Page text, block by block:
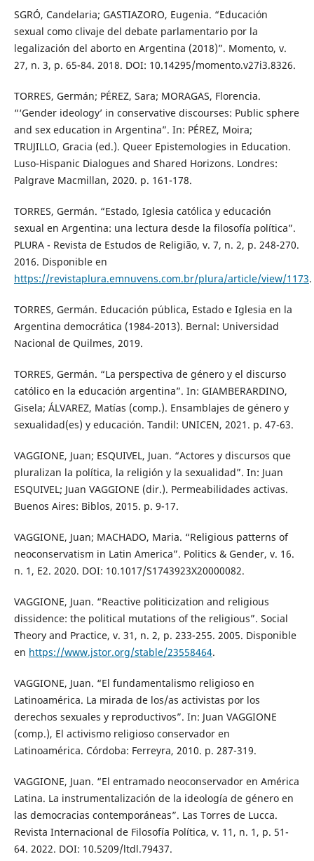
SGRÓ, Candelaria; GASTIAZORO, Eugenia. “Educación
sexual como clivaje del debate parlamentario por la
legalización del aborto en Argentina (2018)”. Momento, v.
27, n. 3, p. 65-84. 2018. DOI: 10.14295/momento.v27i3.8326.
TORRES, Germán; PÉREZ, Sara; MORAGAS, Florencia.
“‘Gender ideology’ in conservative discourses: Public sphere
and sex education in Argentina”. In: PÉREZ, Moira;
TRUJILLO, Gracia (ed.). Queer Epistemologies in Education.
Luso-Hispanic Dialogues and Shared Horizons. Londres:
Palgrave Macmillan, 2020. p. 161-178.
TORRES, Germán. “Estado, Iglesia católica y educación
sexual en Argentina: una lectura desde la filosofía política”.
PLURA - Revista de Estudos de Religião, v. 7, n. 2, p. 248-270.
2016. Disponible en
https://revistaplura.emnuvens.com.br/plura/article/view/1173.
TORRES, Germán. Educación pública, Estado e Iglesia en la
Argentina democrática (1984-2013). Bernal: Universidad
Nacional de Quilmes, 2019.
TORRES, Germán. “La perspectiva de género y el discurso
católico en la educación argentina”. In: GIAMBERARDINO,
Gisela; ÁLVAREZ, Matías (comp.). Ensamblajes de género y
sexualidad(es) y educación. Tandil: UNICEN, 2021. p. 47-63.
VAGGIONE, Juan; ESQUIVEL, Juan. “Actores y discursos que
pluralizan la política, la religión y la sexualidad”. In: Juan
ESQUIVEL; Juan VAGGIONE (dir.). Permeabilidades activas.
Buenos Aires: Biblos, 2015. p. 9-17.
VAGGIONE, Juan; MACHADO, Maria. “Religious patterns of
neoconservatism in Latin America”. Politics & Gender, v. 16.
n. 1, E2. 2020. DOI: 10.1017/S1743923X20000082.
VAGGIONE, Juan. “Reactive politicization and religious
dissidence: the political mutations of the religious”. Social
Theory and Practice, v. 31, n. 2, p. 233-255. 2005. Disponible
en https://www.jstor.org/stable/23558464.
VAGGIONE, Juan. “El fundamentalismo religioso en
Latinoamérica. La mirada de los/as activistas por los
derechos sexuales y reproductivos”. In: Juan VAGGIONE
(comp.), El activismo religioso conservador en
Latinoamérica. Córdoba: Ferreyra, 2010. p. 287-319.
VAGGIONE, Juan. “El entramado neoconservador en América
Latina. La instrumentalización de la ideología de género en
las democracias contemporáneas”. Las Torres de Lucca.
Revista Internacional de Filosofía Política, v. 11, n. 1, p. 51-
64. 2022. DOI: 10.5209/ltdl.79437.